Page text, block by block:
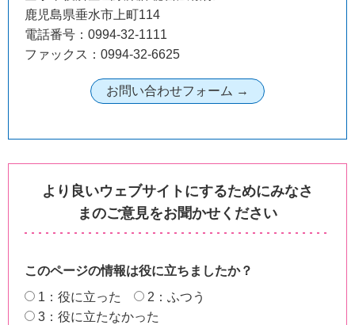
鹿児島県垂水市上町114
電話番号：0994-32-1111
ファックス：0994-32-6625
より良いウェブサイトにするためにみなさ
まのご意見をお聞かせください
このページの情報は役に立ちましたか？
1：役に立った
2：ふつう
3：役に立たなかった